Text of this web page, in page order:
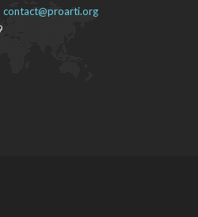
contact@proarti.org